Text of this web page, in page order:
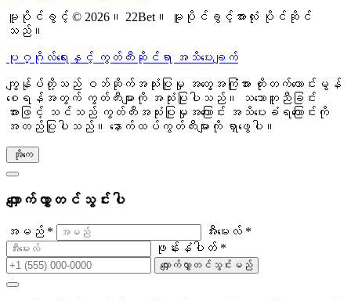
မူပိုင်ခွင့် © 2026။ 22Bet။ မူပိုင်ခွင့်အားလုံး ပိုင်ဆိုင်
သည်။
ပုဂ္ဂိုလ်ရေးနှင့် ကွတ်ကီးဆိုင်ရာ အသိပေးချက်
ကျွန်ုပ်တို့သည် ဝဘ်ဆိုက်အသုံးပြုမှု အတွေ့အကြုံအား တိုးတက်ကောင်းမွန်
စေရန်အတွက် ကွတ်ကီးများကို အသုံးပြုပါသည်။ သဘောတူညီခြင်း
အားဖြင့် သင်သည် ကွတ်ကီးအသုံးပြုမှုအကြောင်း အသိပေးခံရကြောင်းကို
အတည်ပြုပါသည်။ နောက်ထပ်ကွတ်ကီးများကို ရှာဖွေပါ။
အိုကေ
လျှောက်လွှာတင်သွင်းပါ
အမည် *
အီးမေးလ် *
ဖုန်းနံပါတ် *
လျှောက်လွှာတင်သွင်းမည်